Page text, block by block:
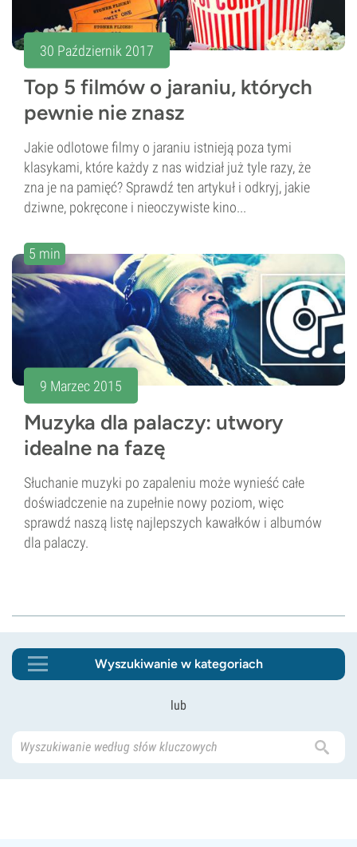
30 Październik 2017
Top 5 filmów o jaraniu, których
pewnie nie znasz
Jakie odlotowe filmy o jaraniu istnieją poza tymi
klasykami, które każdy z nas widział już tyle razy, że
zna je na pamięć? Sprawdź ten artykuł i odkryj, jakie
dziwne, pokręcone i nieoczywiste kino...
5 min
9 Marzec 2015
Muzyka dla palaczy: utwory
idealne na fazę
Słuchanie muzyki po zapaleniu może wynieść całe
doświadczenie na zupełnie nowy poziom, więc
sprawdź naszą listę najlepszych kawałków i albumów
dla palaczy.
Wyszukiwanie w kategoriach
lub